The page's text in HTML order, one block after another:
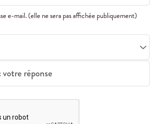
e-mail. (elle ne sera pas affichée publiquement)
réponse